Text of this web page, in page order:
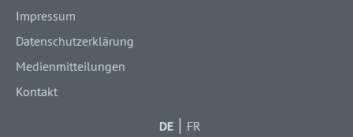
Impressum
Datenschutzerklärung
Medienmitteilungen
Kontakt
DE FR